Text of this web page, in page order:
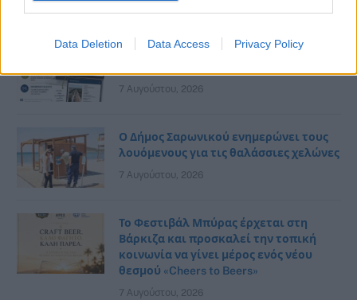
Data Deletion Data Access Privacy Policy
Η ενημέρωση του Δήμου Σπάτων
7 Αυγούστου, 2026
Ο Δήμος Σαρωνικού ενημερώνει τους
λουόμενους για τις θαλάσσιες χελώνες
7 Αυγούστου, 2026
Το Φεστιβάλ Μπύρας έρχεται στη
Βάρκιζα και προσκαλεί την τοπική
κοινωνία να γίνει μέρος ενός νέου
θεσμού «Cheers to Beers»
7 Αυγούστου, 2026